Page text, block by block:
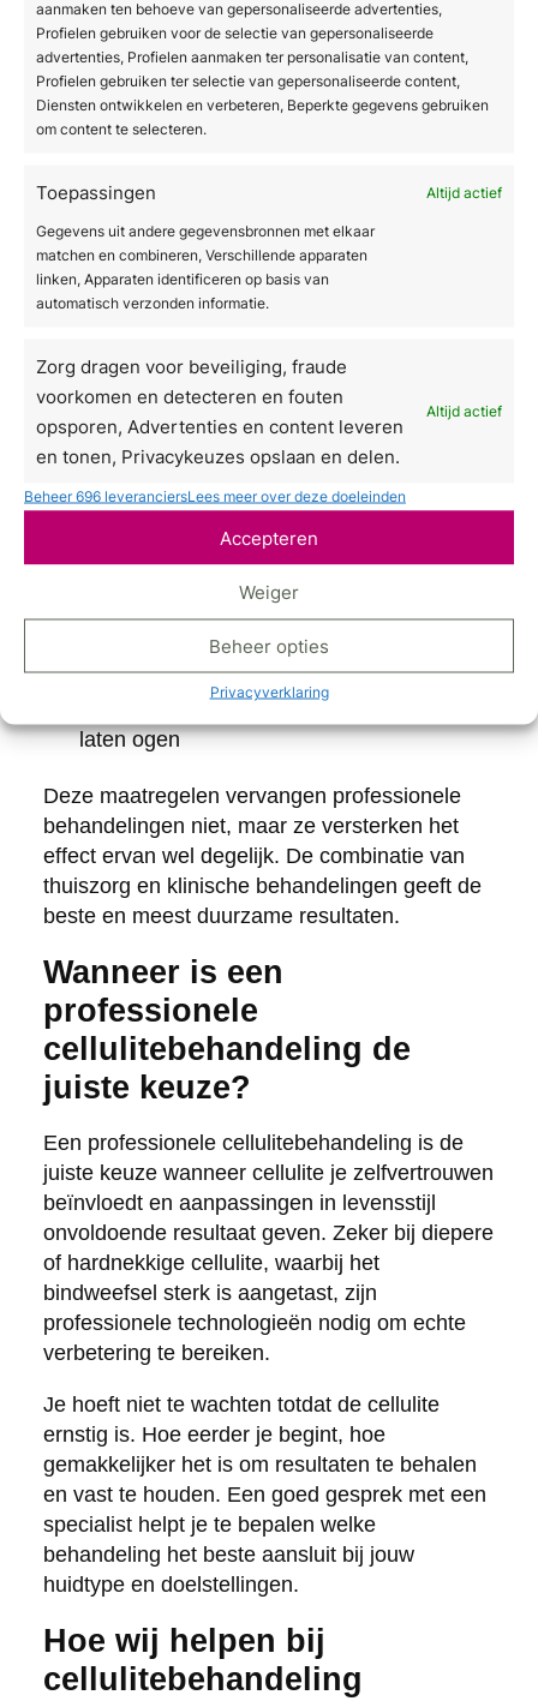
aanmaken ten behoeve van gepersonaliseerde advertenties,
Profielen gebruiken voor de selectie van gepersonaliseerde
advertenties, Profielen aanmaken ter personalisatie van content,
Profielen gebruiken ter selectie van gepersonaliseerde content,
Diensten ontwikkelen en verbeteren, Beperkte gegevens gebruiken
om content te selecteren.
Toepassingen Altijd actief
Gegevens uit andere gegevensbronnen met elkaar
matchen en combineren, Verschillende apparaten
linken, Apparaten identificeren op basis van
automatisch verzonden informatie.
Zorg dragen voor beveiliging, fraude
voorkomen en detecteren en fouten
opsporen, Advertenties en content leveren
en tonen, Privacykeuzes opslaan en delen.
Altijd actief
Beheer 696 leveranciersLees meer over deze doeleinden
Accepteren
Weiger
Beheer opties
Privacyverklaring
cellulite te verminderen?
Naast professionele behandelingen kun je zelf
een aantal dingen doen om cellulite te
verminderen. Een gezonde levensstijl
behandelingen en kan de huidkwaliteit op de
Beweging:krachttraining en cardio
verbeteren de doorbloeding en
Hydratatie:voldoende water drinken
ondersteunt de elasticiteit van de huid
Voeding:minder suiker, zout en bewerkte
voedingsmiddelen helpen vochtretentie te
Droogborstelen of massage:stimuleert
de lymfedrainage en doorbloeding in het
Huidverzorging:producten met cafeïne of
retinol kunnen de huid tijdelijk strakker
laten ogen
Deze maatregelen vervangen professionele
behandelingen niet, maar ze versterken het
effect ervan wel degelijk. De combinatie van
thuiszorg en klinische behandelingen geeft de
beste en meest duurzame resultaten.
Wanneer is een
professionele
cellulitebehandeling de
juiste keuze?
Een professionele cellulitebehandeling is de
juiste keuze wanneer cellulite je zelfvertrouwen
beïnvloedt en aanpassingen in levensstijl
onvoldoende resultaat geven. Zeker bij diepere
of hardnekkige cellulite, waarbij het
bindweefsel sterk is aangetast, zijn
professionele technologieën nodig om echte
verbetering te bereiken.
Je hoeft niet te wachten totdat de cellulite
ernstig is. Hoe eerder je begint, hoe
gemakkelijker het is om resultaten te behalen
en vast te houden. Een goed gesprek met een
specialist helpt je te bepalen welke
behandeling het beste aansluit bij jouw
huidtype en doelstellingen.
Hoe wij helpen bij
cellulitebehandeling